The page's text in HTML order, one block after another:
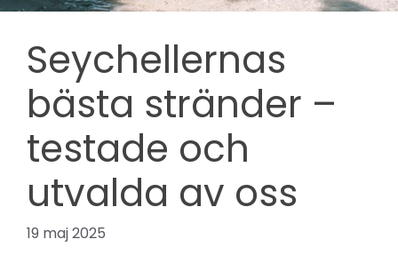
Seychellernas
bästa stränder –
testade och
utvalda av oss
19 maj 2025